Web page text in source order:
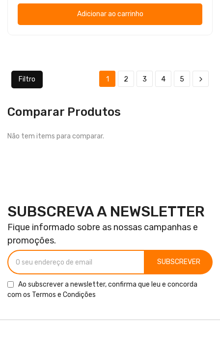
Adicionar ao carrinho
Filtro 1 2 3 4 5
Comparar Produtos
Não tem items para comparar.
SUBSCREVA A NEWSLETTER
Fique informado sobre as nossas campanhas e
promoções.
SUBSCREVER
Ao subscrever a newsletter, confirma que leu e concorda
com os Termos e Condições